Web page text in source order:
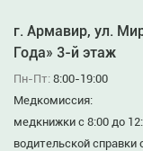
г. Армавир, ул.
Года» 3-й этаж
Пн-Пт: 8:00-19:00
Медкомиссия:
медкнижки с 8:00 до
водительской справки